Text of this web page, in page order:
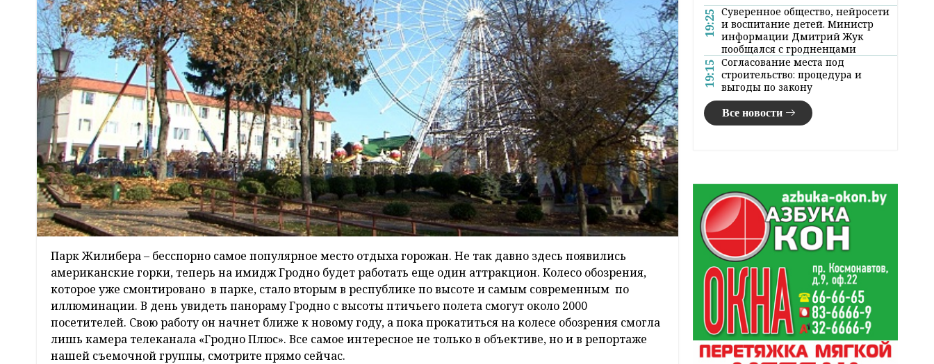
Парк Жилибера – бесспорно самое популярное место отдыха горожан. Не так давно здесь появились
американские горки, теперь на имидж Гродно будет работать еще один аттракцион. Колесо обозрения,
которое уже смонтировано в парке, стало вторым в республике по высоте и самым современным по
иллюминации. В день увидеть панораму Гродно с высоты птичьего полета смогут около 2000
посетителей. Свою работу он начнет ближе к новому году, а пока прокатиться на колесе обозрения смогла
лишь камера телеканала «Гродно Плюс». Все самое интересное не только в объективе, но и в репортаже
нашей съемочной группы, смотрите прямо сейчас.
19:25 Суверенное общество, нейросети
и воспитание детей. Министр
информации Дмитрий Жук
пообщался с гродненцами
19:15 Согласование места под
строительство: процедура и
выгоды по закону
Все новости